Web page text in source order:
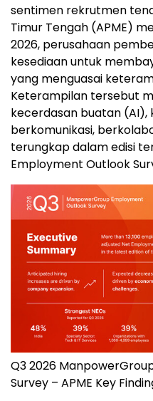
sentimen rekrutmen
Timur Tengah (APME)
2026, perusahaan
kesediaan untuk
yang menguasai
Keterampilan tersebut
kecerdasan buatan (AI),
berkomunikasi,
terungkap dalam edisi
Employment Outlook
Q3 2026
Survey – APME Key